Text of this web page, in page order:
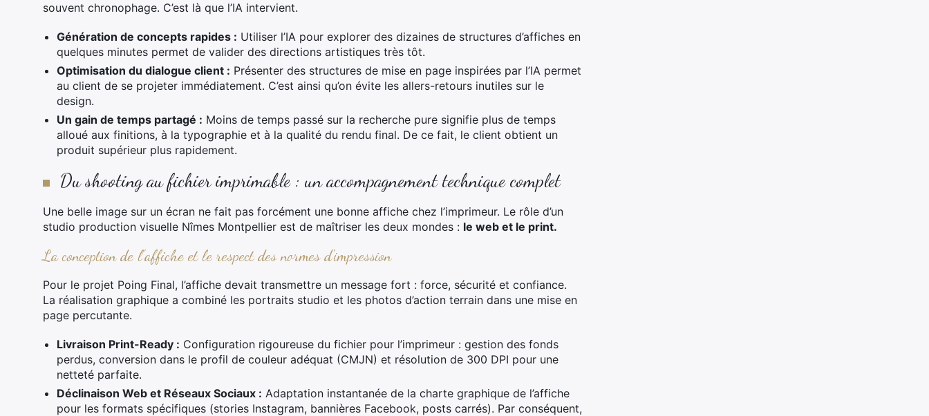
souvent chronophage. C’est là que l’IA intervient.
Génération de concepts rapides : Utiliser l’IA pour explorer des dizaines de structures d’affiches en
quelques minutes permet de valider des directions artistiques très tôt.
Optimisation du dialogue client : Présenter des structures de mise en page inspirées par l’IA permet
au client de se projeter immédiatement. C’est ainsi qu’on évite les allers-retours inutiles sur le
design.
Un gain de temps partagé : Moins de temps passé sur la recherche pure signifie plus de temps
alloué aux finitions, à la typographie et à la qualité du rendu final. De ce fait, le client obtient un
produit supérieur plus rapidement.
Du shooting au fichier imprimable : un accompagnement technique complet
Une belle image sur un écran ne fait pas forcément une bonne affiche chez l’imprimeur. Le rôle d’un
studio production visuelle Nîmes Montpellier est de maîtriser les deux mondes : le web et le print.
La conception de l'affiche et le respect des normes d'impression
Pour le projet Poing Final, l’affiche devait transmettre un message fort : force, sécurité et confiance.
La réalisation graphique a combiné les portraits studio et les photos d’action terrain dans une mise en
page percutante.
Livraison Print-Ready : Configuration rigoureuse du fichier pour l’imprimeur : gestion des fonds
perdus, conversion dans le profil de couleur adéquat (CMJN) et résolution de 300 DPI pour une
netteté parfaite.
Déclinaison Web et Réseaux Sociaux : Adaptation instantanée de la charte graphique de l’affiche
pour les formats spécifiques (stories Instagram, bannières Facebook, posts carrés). Par conséquent,